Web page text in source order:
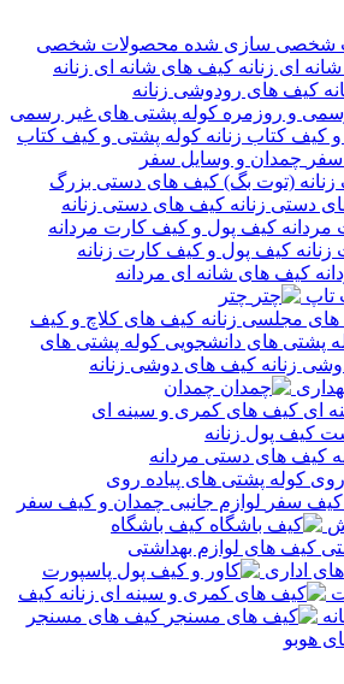
محصولات شخصی
کیف های شانه ای زنانه
کیف های رودوشی زنانه
کوله پشتی های غیر رسمی
کوله پشتی و کیف کتاب
چمدان و وسایل سفر
کیف های دستی بزرگ
کیف های دستی زنانه
کیف پول و کیف کارت مردانه
کیف پول و کیف کارت زنانه
کیف های شانه ای مردانه
تاپ
چتر
کیف های کلاچ و کیف
کوله پشتی های
کیف های دوشی زنانه
چمدان
کیف های کمری و سینه ای
کیف پول زنانه
کیف های دستی مردانه
کوله پشتی های پیاده روی
لوازم جانبی چمدان و کیف سفر
کیف باشگاه
کیف های لوازم بهداشتی
اداری
کیف
کیف های مسنجر
هوبو